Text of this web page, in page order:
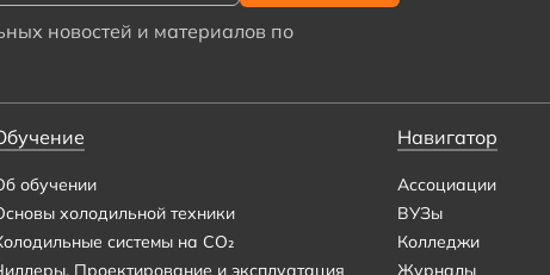
новостей и материалов по
обучении
холодильной техники
системы на CO₂
Проектирование и эксплуатация
Навигатор
Ассоциации
ВУЗы
Колледжи
Журналы